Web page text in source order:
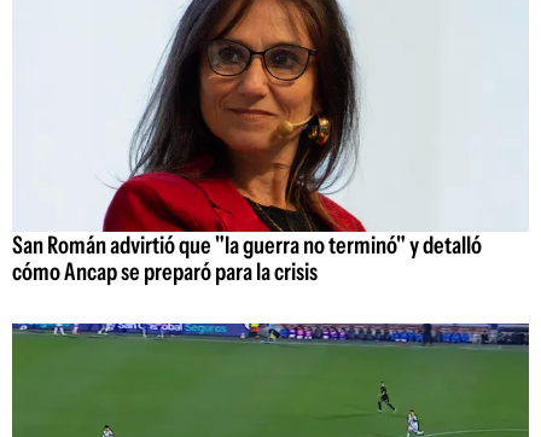
San Román advirtió que "la guerra no terminó" y detalló
cómo Ancap se preparó para la crisis